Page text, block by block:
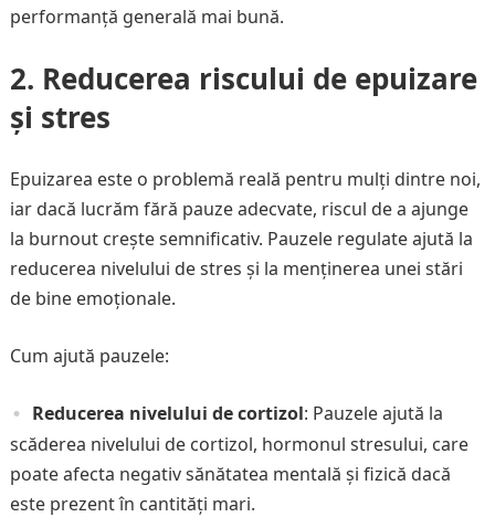
performanță generală mai bună.
2. Reducerea riscului de epuizare
și stres
Epuizarea este o problemă reală pentru mulți dintre noi,
iar dacă lucrăm fără pauze adecvate, riscul de a ajunge
la burnout crește semnificativ. Pauzele regulate ajută la
reducerea nivelului de stres și la menținerea unei stări
de bine emoționale.
Cum ajută pauzele:
Reducerea nivelului de cortizol: Pauzele ajută la
scăderea nivelului de cortizol, hormonul stresului, care
poate afecta negativ sănătatea mentală și fizică dacă
este prezent în cantități mari.